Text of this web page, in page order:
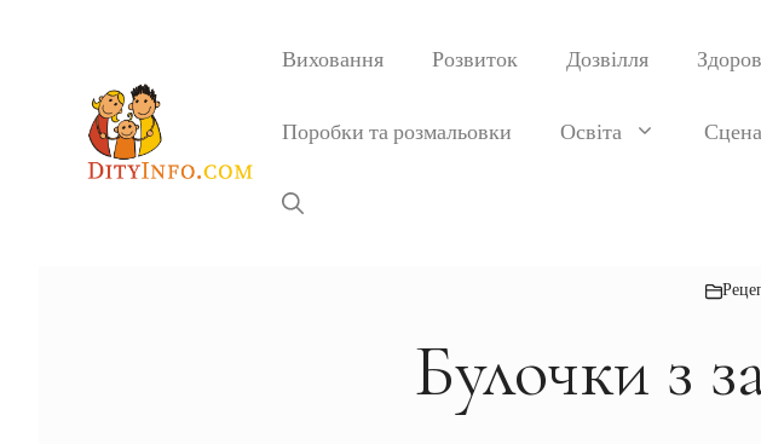
Виховання Розвиток Дозвілля
Поробки та розмальовки Освіта
Булочки з